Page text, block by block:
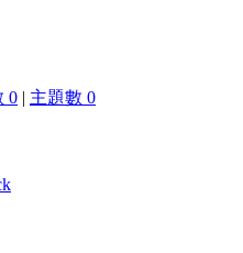
0 | 主題數 0